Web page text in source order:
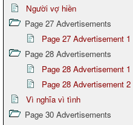
Người vợ hiền
Page 27 Advertisements
Page 27 Advertisement 1
Page 28 Advertisements
Page 28 Advertisement 1
Page 28 Advertisement 2
Vì nghĩa vì tình
Page 30 Advertisements